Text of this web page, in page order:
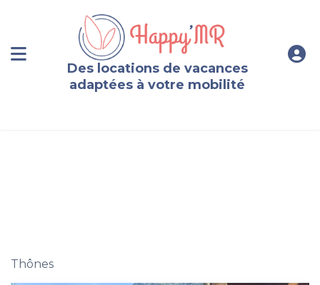
Des locations de vacances
adaptées à votre mobilité
Thônes